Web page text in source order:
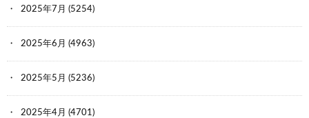
2025年7月 (5254)
2025年6月 (4963)
2025年5月 (5236)
2025年4月 (4701)